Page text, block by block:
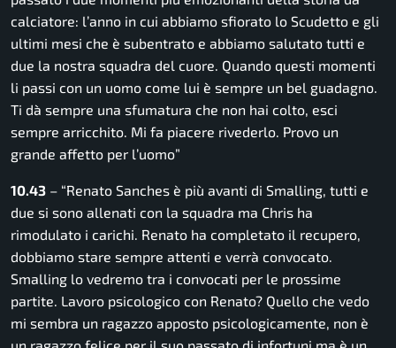
calciatore: l’anno in cui abbiamo sfiorato lo Scudetto e gli
ultimi mesi che è subentrato e abbiamo salutato tutti e
due la nostra squadra del cuore. Quando questi momenti
li passi con un uomo come lui è sempre un bel guadagno.
Ti dà sempre una sfumatura che non hai colto, esci
sempre arricchito. Mi fa piacere rivederlo. Provo un
grande affetto per l’uomo”
10.43 – “Renato Sanches è più avanti di Smalling, tutti e
due si sono allenati con la squadra ma Chris ha
rimodulato i carichi. Renato ha completato il recupero,
dobbiamo stare sempre attenti e verrà convocato.
Smalling lo vedremo tra i convocati per le prossime
partite. Lavoro psicologico con Renato? Quello che vedo
mi sembra un ragazzo apposto psicologicamente, non è